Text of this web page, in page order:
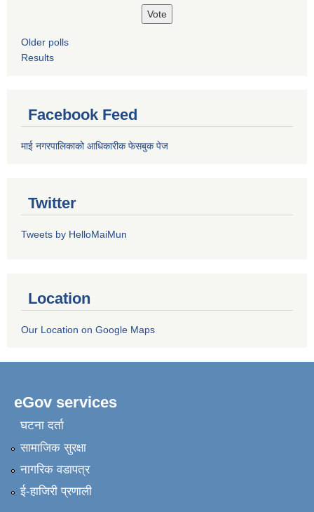
Older polls
Results
Facebook Feed
माई नगरपालिकाको आधिकारीक फेसबुक पेज
Twitter
Tweets by HelloMaiMun
Location
Our Location on Google Maps
eGov services
घटना दर्ता
सामाजिक सुरक्षा
नागरिक वडापत्र
ई-हाजिरी प्रणाली